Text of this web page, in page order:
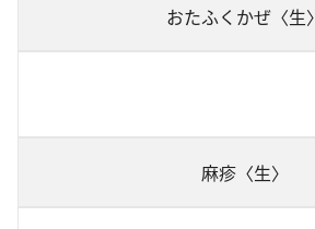
アクセス
おたふくかぜ〈生〉
麻疹〈生〉